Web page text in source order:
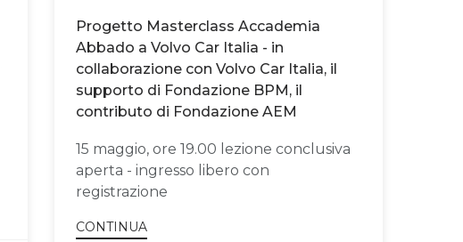
Progetto Masterclass Accademia
Abbado a Volvo Car Italia - in
collaborazione con Volvo Car Italia, il
supporto di Fondazione BPM, il
contributo di Fondazione AEM
15 maggio, ore 19.00 lezione conclusiva
aperta - ingresso libero con
registrazione
CONTINUA